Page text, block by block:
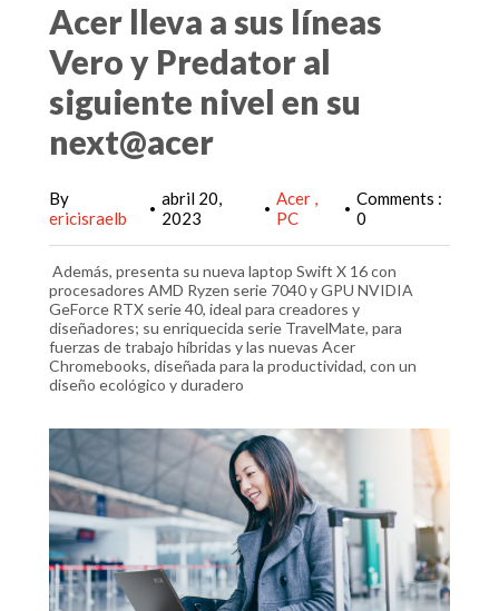
Acer lleva a sus líneas
Vero y Predator al
siguiente nivel en su
next@acer
By
ericisraelb
• abril 20,
2023
• Acer
PC
• Comments :
0
Además, presenta su nueva laptop Swift X 16 con
procesadores AMD Ryzen serie 7040 y GPU NVIDIA
GeForce RTX serie 40, ideal para creadores y
diseñadores; su enriquecida serie TravelMate, para
fuerzas de trabajo híbridas y las nuevas Acer
Chromebooks, diseñada para la productividad, con un
diseño ecológico y duradero